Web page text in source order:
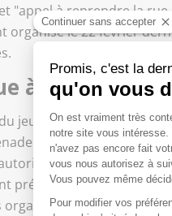
"appel à reprendre la
organisé le 22 février
à Nantes
jeune écologiste Rémi
offensive lancée lors
attendent un
prévus. Le premier se
organisations syndicales